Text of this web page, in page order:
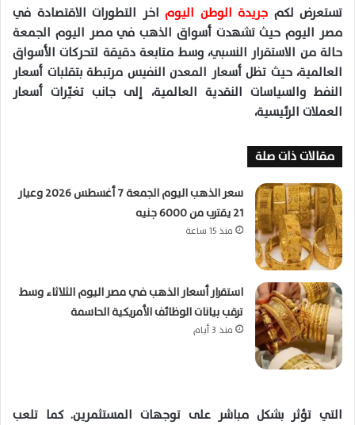
تستعرض لكم جريدة الوطن اليوم اخر التطورات الاقتصادة في
مصر اليوم حيث تشهدت أسواق الذهب في مصر اليوم الجمعة
حالة من الاستقرار النسبي، وسط متابعة دقيقة لتحركات الأسواق
العالمية، حيث تظل أسعار المعدن النفيس مرتبطة بتقلبات أسعار
النفط والسياسات النقدية العالمية، إلى جانب تغيّرات أسعار
العملات الرئيسية،
مقالات ذات صلة
سعر الذهب اليوم الجمعة 7 أغسطس 2026 وعيار
21 يقترب من 6000 جنيه
منذ 15 ساعة
استقرار أسعار الذهب في مصر اليوم الثلاثاء وسط
ترقب بيانات الوظائف الأمريكية الحاسمة
منذ 3 أيام
التي تؤثر بشكل مباشر على توجهات المستثمرين. كما تلعب